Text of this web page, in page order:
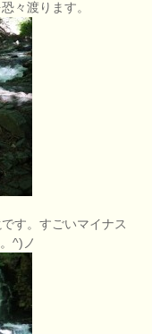
々渡ります。
す。すごいマイナス
^)ノ